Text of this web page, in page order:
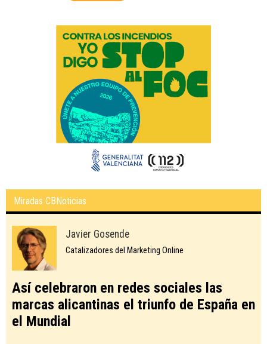
Miradas CBNoticias
Javier Gosende
Catalizadores del Marketing Online
Así celebraron en redes sociales las
marcas alicantinas el triunfo de España en
el Mundial